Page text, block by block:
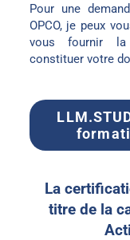
Pour une
OPCO, je peux
vous fournir la
constituer votre
La
titre de la